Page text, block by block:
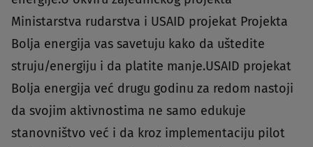
Ministarstva rudarstva i USAID projekat Projekta
Bolja energija vas savetuju kako da uštedite
struju/energiju i da platite manje.USAID projekat
Bolja energija već drugu godinu za redom nastoji
da svojim aktivnostima ne samo edukuje
stanovništvo već i da kroz implementaciju pilot